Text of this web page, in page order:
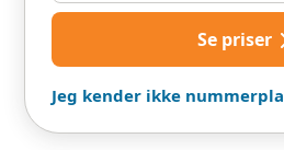
Se priser
Jeg kender ikke